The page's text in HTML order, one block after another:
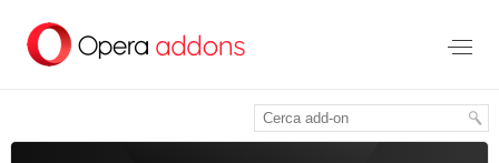
contenuto